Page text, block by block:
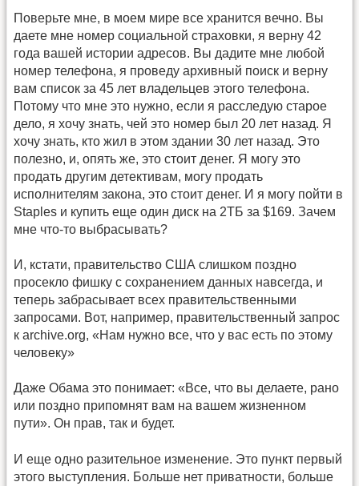
Поверьте мне, в моем мире все хранится вечно. Вы
даете мне номер социальной страховки, я верну 42
года вашей истории адресов. Вы дадите мне любой
номер телефона, я проведу архивный поиск и верну
вам список за 45 лет владельцев этого телефона.
Потому что мне это нужно, если я расследую старое
дело, я хочу знать, чей это номер был 20 лет назад. Я
хочу знать, кто жил в этом здании 30 лет назад. Это
полезно, и, опять же, это стоит денег. Я могу это
продать другим детективам, могу продать
исполнителям закона, это стоит денег. И я могу пойти в
Staples и купить еще один диск на 2ТБ за $169. Зачем
мне что-то выбрасывать?
И, кстати, правительство США слишком поздно
просекло фишку с сохранением данных навсегда, и
теперь забрасывает всех правительственными
запросами. Вот, например, правительственный запрос
к archive.org, «Нам нужно все, что у вас есть по этому
человеку»
Даже Обама это понимает: «Все, что вы делаете, рано
или поздно припомнят вам на вашем жизненном
пути». Он прав, так и будет.
И еще одно разительное изменение. Это пункт первый
этого выступления. Больше нет приватности, больше